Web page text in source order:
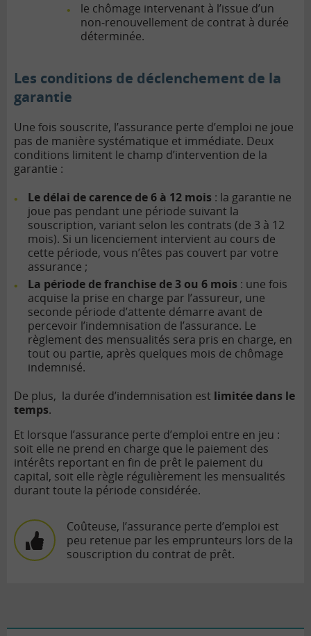
le chômage intervenant à l’issue d’un
non-renouvellement de contrat à durée
déterminée.
Les conditions de déclenchement de la
garantie
Une fois souscrite, l’assurance perte d’emploi ne joue
pas de manière systématique et immédiate. Deux
conditions limitent le champ d’intervention de la
garantie :
Le délai de carence de 6 à 12 mois : la garantie ne
joue pas pendant une période suivant la
souscription, variant selon les contrats (de 3 à 12
mois). Si un licenciement intervient au cours de
cette période, vous n’êtes pas couvert par votre
assurance ;
La période de franchise de 3 ou 6 mois : une fois
acquise la prise en charge par l’assureur, une
seconde période d’attente démarre avant de
percevoir l’indemnisation de l’assurance. Le
règlement des mensualités sera pris en charge, en
tout ou partie, après quelques mois de chômage
indemnisé.
De plus, la durée d’indemnisation est limitée dans le
temps.
Et lorsque l’assurance perte d’emploi entre en jeu :
soit elle ne prend en charge que le paiement des
intérêts reportant en fin de prêt le paiement du
capital, soit elle règle régulièrement les mensualités
durant toute la période considérée.
Coûteuse, l’assurance perte d’emploi est
peu retenue par les emprunteurs lors de la
souscription du contrat de prêt.